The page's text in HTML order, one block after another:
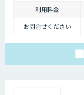
利用料金
お問合せください